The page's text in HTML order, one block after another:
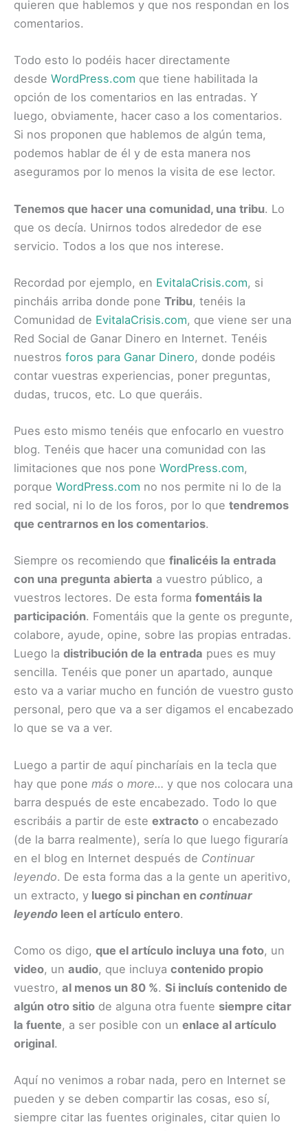
quieren que hablemos y que nos respondan en los
comentarios.
Todo esto lo podéis hacer directamente
desde WordPress.com que tiene habilitada la
opción de los comentarios en las entradas. Y
luego, obviamente, hacer caso a los comentarios.
Si nos proponen que hablemos de algún tema,
podemos hablar de él y de esta manera nos
aseguramos por lo menos la visita de ese lector.
Tenemos que hacer una comunidad, una tribu. Lo
que os decía. Unirnos todos alrededor de ese
servicio. Todos a los que nos interese.
Recordad por ejemplo, en EvitalaCrisis.com, si
pincháis arriba donde pone Tribu, tenéis la
Comunidad de EvitalaCrisis.com, que viene ser una
Red Social de Ganar Dinero en Internet. Tenéis
nuestros foros para Ganar Dinero, donde podéis
contar vuestras experiencias, poner preguntas,
dudas, trucos, etc. Lo que queráis.
Pues esto mismo tenéis que enfocarlo en vuestro
blog. Tenéis que hacer una comunidad con las
limitaciones que nos pone WordPress.com,
porque WordPress.com no nos permite ni lo de la
red social, ni lo de los foros, por lo que tendremos
que centrarnos en los comentarios.
Siempre os recomiendo que finalicéis la entrada
con una pregunta abierta a vuestro público, a
vuestros lectores. De esta forma fomentáis la
participación. Fomentáis que la gente os pregunte,
colabore, ayude, opine, sobre las propias entradas.
Luego la distribución de la entrada pues es muy
sencilla. Tenéis que poner un apartado, aunque
esto va a variar mucho en función de vuestro gusto
personal, pero que va a ser digamos el encabezado
lo que se va a ver.
Luego a partir de aquí pincharíais en la tecla que
hay que pone más o more… y que nos colocara una
barra después de este encabezado. Todo lo que
escribáis a partir de este extracto o encabezado
(de la barra realmente), sería lo que luego figuraría
en el blog en Internet después de Continuar
leyendo. De esta forma das a la gente un aperitivo,
un extracto, y luego si pinchan en continuar
leyendo leen el artículo entero.
Como os digo, que el artículo incluya una foto, un
video, un audio, que incluya contenido propio
vuestro, al menos un 80 %. Si incluís contenido de
algún otro sitio de alguna otra fuente siempre citar
la fuente, a ser posible con un enlace al artículo
original.
Aquí no venimos a robar nada, pero en Internet se
pueden y se deben compartir las cosas, eso sí,
siempre citar las fuentes originales, citar quien lo